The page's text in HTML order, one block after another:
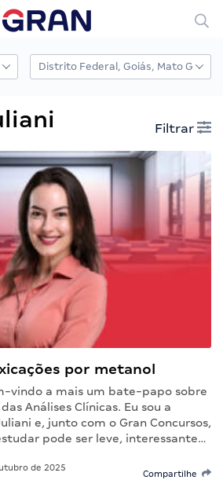
Filtrar
por metanol
vindo a mais um bate-papo sobre
Análises Clínicas. Eu sou a
e, junto com o Gran Concursos,
pode ser leve, interessante…
de 2025
Compartilhe